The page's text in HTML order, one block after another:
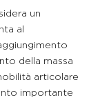
un
al
della massa
articolare
importante